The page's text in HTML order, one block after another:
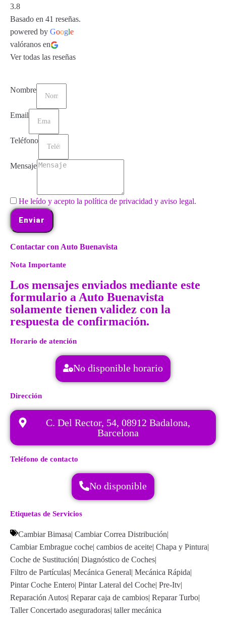
3.8
Basado en 41 reseñas.
powered by Google
valóranos en
Ver todas las reseñas
Nombre
Email
Teléfono
Mensaje
He leído y acepto la política de privacidad y aviso legal.
Enviar
Contactar con Auto Buenavista
Nota Importante
Los mensajes enviados mediante este
formulario a Auto Buenavista
solamente tienen validez con la
respuesta de confirmación.
Horario de atención
No disponible horario
Dirección
C. Del Rector, 54, 08912 Badalona,
Barcelona
Teléfono de contacto
No disponible
Etiquetas de Servicios
Cambiar Bimasa| Cambiar Correa Distribución|
Cambiar Embrague coche| cambios de aceite| Chapa y Pintura|
Coche de Sustitución| Diagnóstico de Coches|
Filtro de Partículas| Mecánica General| Mecánica Rápida|
Pintar Coche Entero| Pintar Lateral del Coche| Pre-Itv|
Reparación Autos| Reparar caja de cambios| Reparar Turbo|
Taller Concertado aseguradoras| taller mecánica